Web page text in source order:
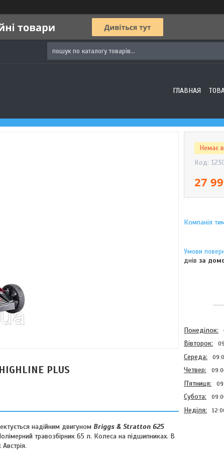
ГЛАВНАЯ
PLUS
надійним двигуном Briggs & Stratton 625
травозбірник 65 л. Колеса на підшипниках. В
Немає в
Код:
27
Компанія
днів за
Понеділок
Вівторок
Середа
Четвер
Пʼятниця
Субота
Неділя